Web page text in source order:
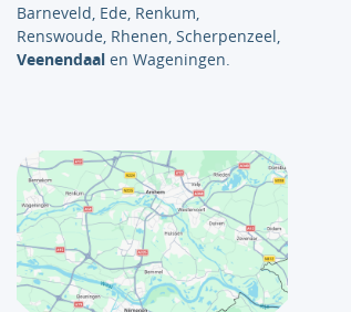
Barneveld, Ede, Renkum,
Renswoude, Rhenen, Scherpenzeel,
Veenendaal en Wageningen.